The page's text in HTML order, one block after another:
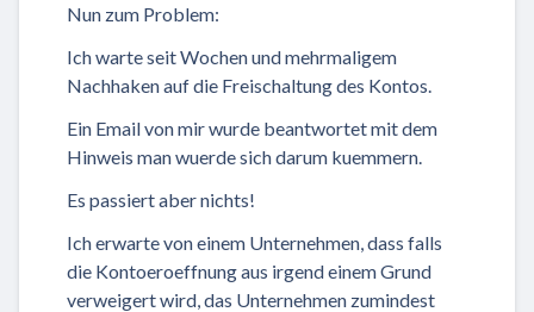
Nun zum Problem:
Ich warte seit Wochen und mehrmaligem
Nachhaken auf die Freischaltung des Kontos.
Ein Email von mir wurde beantwortet mit dem
Hinweis man wuerde sich darum kuemmern.
Es passiert aber nichts!
Ich erwarte von einem Unternehmen, dass falls
die Kontoeroeffnung aus irgend einem Grund
verweigert wird, das Unternehmen zumindest